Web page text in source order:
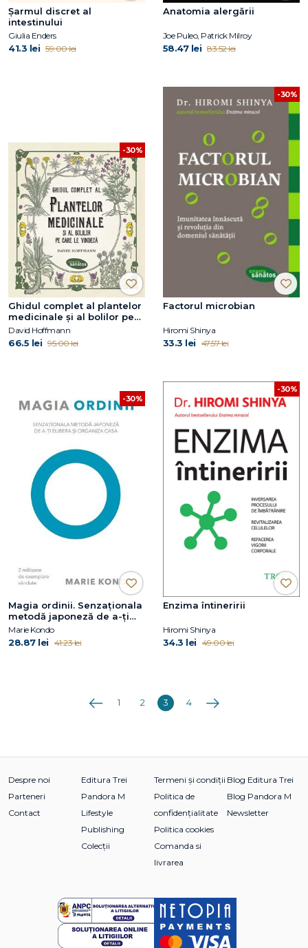
Șarmul discret al
intestinului
Giulia Enders
41.3 lei 59.00 lei
Anatomia alergării
Joe Puleo, Patrick Milroy
58.47 lei 83.52 lei
-30%
Ghidul complet al plantelor
medicinale și al bolilor pe
care le vindecă
David Hoffmann
66.5 lei 95.00 lei
-30%
Factorul microbian
Hiromi Shinya
33.3 lei 47.57 lei
-30%
Magia ordinii. Senzaţionala
metodă japoneză de a-ţi
elibera şi organiza casa
Marie Kondo
28.87 lei 41.23 lei
-30%
Enzima întineririi
Hiromi Shinya
34.3 lei 49.00 lei
Anterioara
1 2 3 4 Următoarea
Despre noi
Parteneri
Contact
Editura Trei
Pandora M
Lifestyle
Publishing
Colecții
Termeni și condiții
Politica de
confidențialitate
Politica cookies
Comanda si
livrarea
Blog Editura Trei
Blog Pandora M
Newsletter